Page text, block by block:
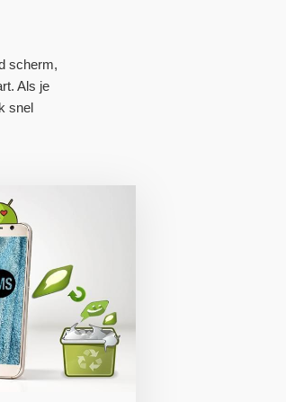
scherm,
Als je
snel